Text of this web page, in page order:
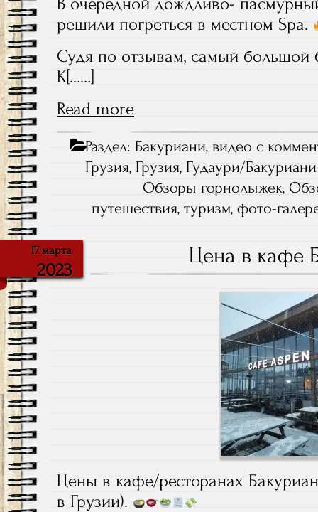
решили погреться в местном Spa.
Судя по отзывам, самый большой
К[……]
Read more
Раздел: Бакуриани, видео с
Грузия, Грузия, Гудаури/
Обзоры горнолыжек,
путешествия,туризм,фото-
17 марта
2023
Цена в кафе
Цены в кафе/ресторанах
в Грузии).